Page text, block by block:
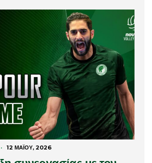
· 12 ΜΑΪ́ΟΥ, 2026